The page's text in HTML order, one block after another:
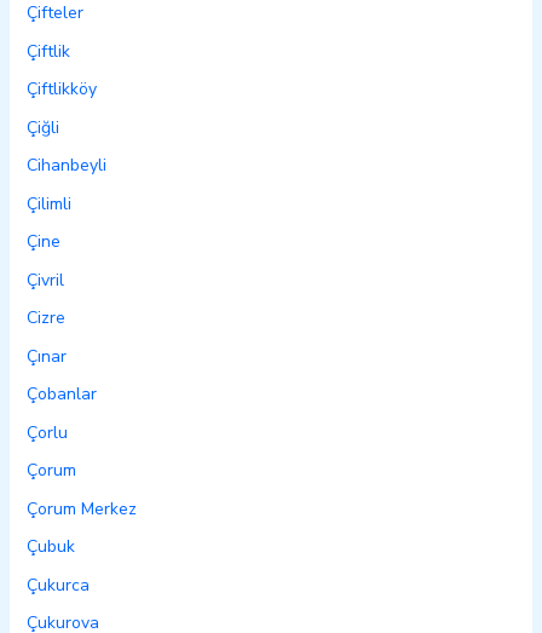
Çifteler
Çiftlik
Çiftlikköy
Çiğli
Cihanbeyli
Çilimli
Çine
Çivril
Cizre
Çınar
Çobanlar
Çorlu
Çorum
Çorum Merkez
Çubuk
Çukurca
Çukurova